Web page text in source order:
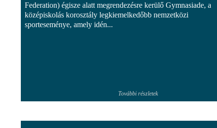
Federation) égisze alatt megrendezésre kerülő Gymnasiade, a
középiskolás korosztály legkiemelkedőbb nemzetközi
sporteseménye, amely idén...
További részletek